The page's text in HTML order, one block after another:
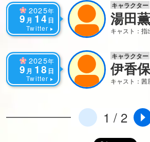
2025年
9 月 14 日
Twitter
キャラクター
湯田薫
キャスト：指
2025年
9 月 18 日
Twitter
キャラクター
伊香
キャスト：茜
1 / 2